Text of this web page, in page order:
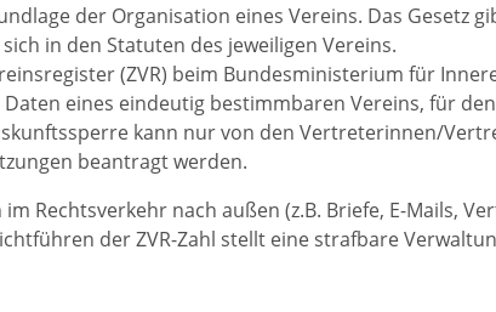
der Organisation eines Vereins. Das Gesetz
in den Statuten des jeweiligen Vereins.
(ZVR) beim Bundesministerium für
eines eindeutig bestimmbaren Vereins, für
kann nur von den Vertreterinnen/
beantragt werden.
Rechtsverkehr nach außen (z.B. Briefe, E-Mails,
der ZVR-Zahl stellt eine strafbare